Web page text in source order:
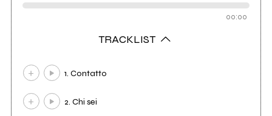
00:00
TRACKLIST
1. Contatto
2. Chi sei